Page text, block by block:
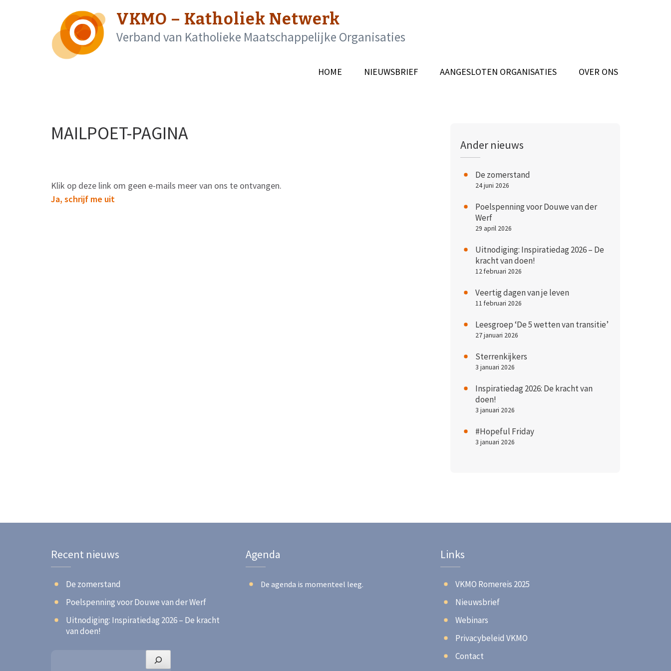
VKMO – Katholiek Netwerk
Verband van Katholieke Maatschappelijke Organisaties
HOME NIEUWSBRIEF AANGESLOTEN ORGANISATIES OVER ONS
MAILPOET-PAGINA
Klik op deze link om geen e-mails meer van ons te ontvangen.
Ja, schrijf me uit
Ander nieuws
De zomerstand
24 juni 2026
Poelspenning voor Douwe van der
Werf
29 april 2026
Uitnodiging: Inspiratiedag 2026 – De
kracht van doen!
12 februari 2026
Veertig dagen van je leven
11 februari 2026
Leesgroep ‘De 5 wetten van transitie’
27 januari 2026
Sterrenkijkers
3 januari 2026
Inspiratiedag 2026: De kracht van
doen!
3 januari 2026
#Hopeful Friday
3 januari 2026
Recent nieuws
De zomerstand
Poelspenning voor Douwe van der Werf
Uitnodiging: Inspiratiedag 2026 – De kracht
van doen!
Agenda
De agenda is momenteel leeg.
Links
VKMO Romereis 2025
Nieuwsbrief
Webinars
Privacybeleid VKMO
Contact